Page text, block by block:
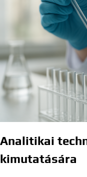
Analitikai
kimutatására